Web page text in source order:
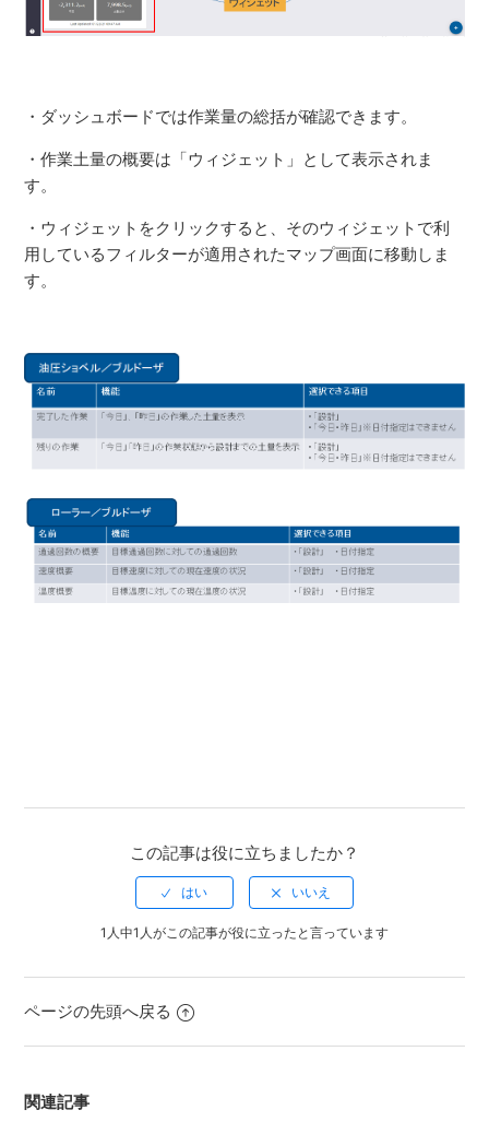
・ダッシュボードでは作業量の総括が確認できます。
・作業土量の概要は「ウィジェット」として表示されま
す。
・ウィジェットをクリックすると、そのウィジェットで利
用しているフィルターが適用されたマップ画面に移動しま
す。
この記事は役に立ちましたか？
1人中1人がこの記事が役に立ったと言っています
ページの先頭へ戻る
関連記事